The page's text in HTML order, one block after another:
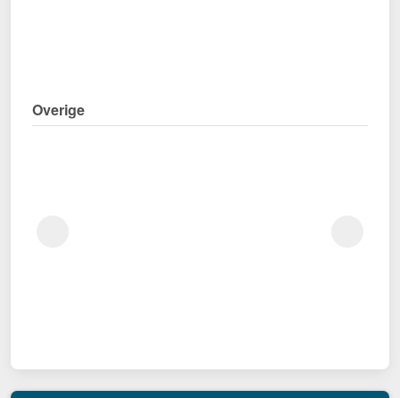
Overige